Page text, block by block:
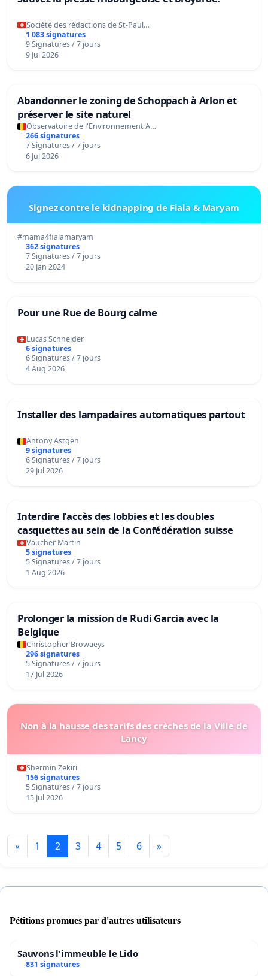
Société des rédactions de St-Paul…
1 083 signatures
9 Signatures / 7 jours
9 Jul 2026
Abandonner le zoning de Schoppach à Arlon et
préserver le site naturel
Observatoire de l'Environnement A…
266 signatures
7 Signatures / 7 jours
6 Jul 2026
Signez contre le kidnapping de Fiala & Maryam
#mama4fialamaryam
362 signatures
7 Signatures / 7 jours
20 Jan 2024
Pour une Rue de Bourg calme
Lucas Schneider
6 signatures
6 Signatures / 7 jours
4 Aug 2026
Installer des lampadaires automatiques partout
Antony Astgen
9 signatures
6 Signatures / 7 jours
29 Jul 2026
Interdire l’accès des lobbies et les doubles
casquettes au sein de la Confédération suisse
Vaucher Martin
5 signatures
5 Signatures / 7 jours
1 Aug 2026
Prolonger la mission de Rudi Garcia avec la
Belgique
Christopher Browaeys
296 signatures
5 Signatures / 7 jours
17 Jul 2026
Non à la hausse des tarifs des crèches de la Ville de
Lancy
Shermin Zekiri
156 signatures
5 Signatures / 7 jours
15 Jul 2026
« 1 2 3 4 5 6 »
Pétitions promues par d'autres utilisateurs
Sauvons l'immeuble le Lido
831 signatures